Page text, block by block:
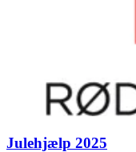
Julehjælp 2025